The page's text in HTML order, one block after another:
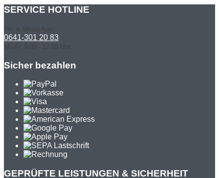
SERVICE HOTLINE
Tel. & WhatsApp:
0641-301 20 83
Mo-Fr: 9.00 - 17.00 Uhr
Sicher bezahlen
GEPRÜFTE LEISTUNGEN & SICHERHEIT